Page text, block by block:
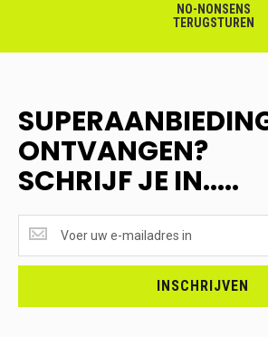
NO-NONSENS
TERUGSTUREN
ONTVANGEN?
SCHRIJF JE IN.....
ONTVANGEN?
<br>SCHRIJF
INSCHRIJVEN